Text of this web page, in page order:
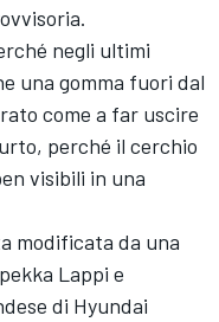
negli ultimi
una gomma fuori dal
come a far uscire
perché il cerchio
visibili in una
modificata da una
Lappi e
di Hyundai